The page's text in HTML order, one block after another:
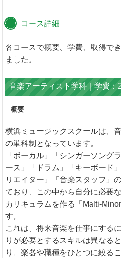
コース詳細
各コースで概要、学費、取得で
ました。
音楽アーティスト学科｜学費：
概要
横浜ミュージックスクールは、
の単科制となっています。
「ボーカル」「シンガーソング
ース」「ドラム」「キーボード
リエイター」「音楽スタッフ」
ており、この中から自分に必要
カリキュラムを作る「Malti-
す。
これは、将来音楽を仕事にする
りが必要とするスキルは異なる
り、楽器や職種をひとつに絞る